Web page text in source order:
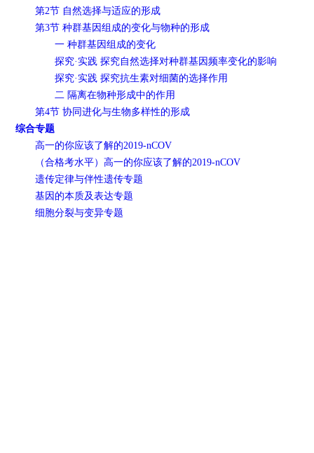
第2节 自然选择与适应的形成
第3节 种群基因组成的变化与物种的形成
一 种群基因组成的变化
探究·实践 探究自然选择对种群基因频率变化的影响
探究·实践 探究抗生素对细菌的选择作用
二 隔离在物种形成中的作用
第4节 协同进化与生物多样性的形成
综合专题
高一的你应该了解的2019-nCOV
（合格考水平）高一的你应该了解的2019-nCOV
遗传定律与伴性遗传专题
基因的本质及表达专题
细胞分裂与变异专题